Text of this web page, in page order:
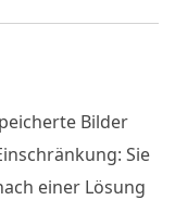
Bilder
Sie
einer Lösung